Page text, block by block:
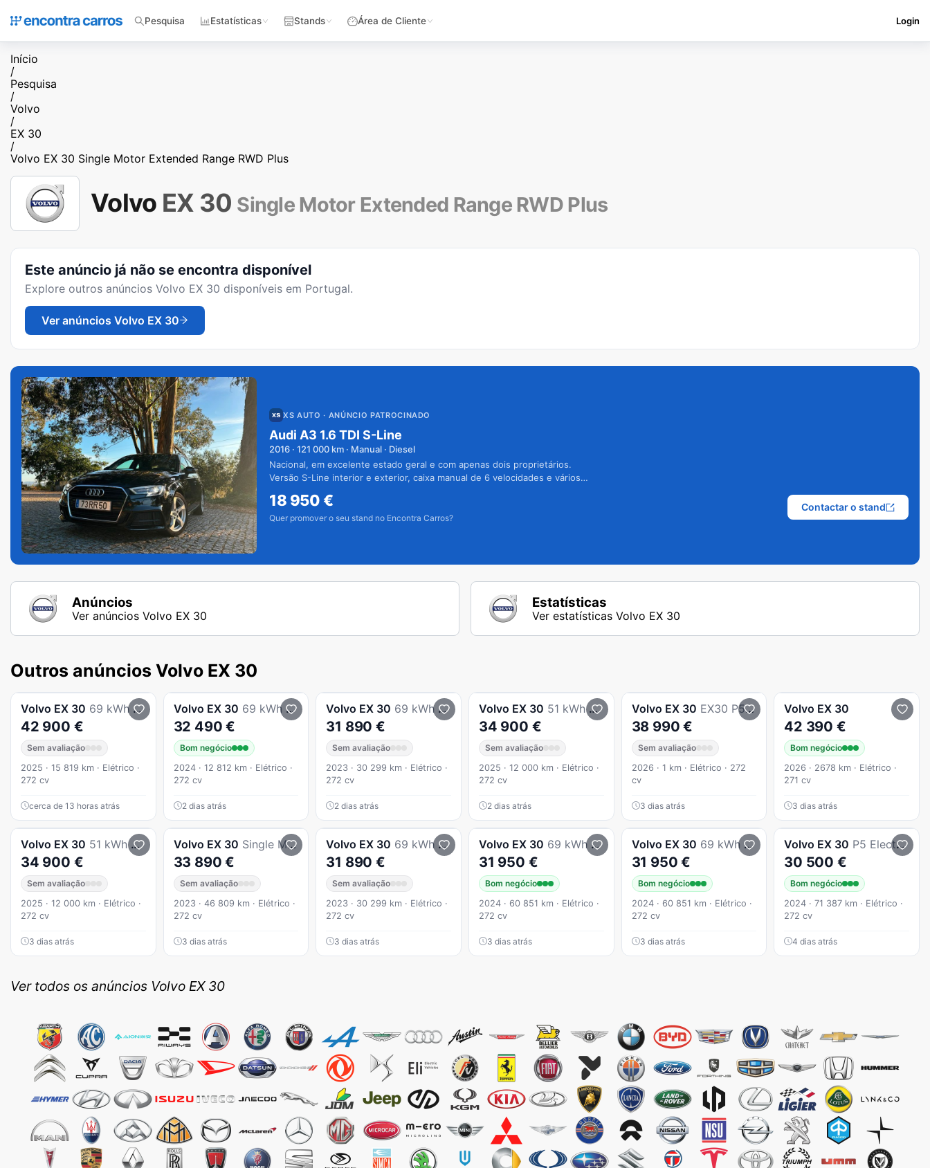
Pesquisa Estatísticas Stands Área de Cliente Login
Início
/
Pesquisa
/
Volvo
/
EX 30
/
Volvo EX 30 Single Motor Extended Range RWD Plus
Volvo EX 30 Single Motor Extended Range RWD Plus
Este anúncio já não se encontra disponível
Explore outros anúncios Volvo EX 30 disponíveis em Portugal.
Ver anúncios Volvo EX 30
XS AUTO · ANÚNCIO PATROCINADO
Audi A3 1.6 TDI S-Line
2016 · 121 000 km · Manual · Diesel
Nacional, em excelente estado geral e com apenas dois proprietários.
Versão S-Line interior e exterior, caixa manual de 6 velocidades e vários
18 950€
Quer promover o seu stand no Encontra Carros?
Contactar o stand
Anúncios
Ver anúncios Volvo EX 30
Estatísticas
Ver estatísticas Volvo EX 30
Outros anúncios Volvo EX 30
Volvo EX 30 69 kWh Single Motor Extended Range Ultra
42 900 €
Sem avaliação
2025 · 15 819 km · Elétrico ·
272 cv
cerca de 13 horas atrás
Volvo EX 30 69 kWh Single Motor Extended Range Plus
32 490 €
Bom negócio
2024 · 12 812 km · Elétrico ·
272 cv
2 dias atrás
Volvo EX 30 69 kWh Single Motor Extended Range Plus
31 890 €
Sem avaliação
2023 · 30 299 km · Elétrico ·
272 cv
2 dias atrás
Volvo EX 30 51 kWh Single Motor Plus
34 900 €
Sem avaliação
2025 · 12 000 km · Elétrico ·
272 cv
2 dias atrás
Volvo EX 30 EX30 P5 Black Edition
38 990 €
Sem avaliação
2026 · 1 km · Elétrico · 272
cv
3 dias atrás
Volvo EX 30
42 390 €
Bom negócio
2026 · 2678 km · Elétrico ·
271 cv
3 dias atrás
Volvo EX 30 51 kWh Single Motor Plus
34 900 €
Sem avaliação
2025 · 12 000 km · Elétrico ·
272 cv
3 dias atrás
Volvo EX 30 Single Motor Extended Range RWD Ultra
33 890 €
Sem avaliação
2023 · 46 809 km · Elétrico ·
272 cv
3 dias atrás
Volvo EX 30 69 kWh Single Motor Extended Range Plus
31 890 €
Sem avaliação
2023 · 30 299 km · Elétrico ·
272 cv
3 dias atrás
Volvo EX 30 69 kWh Single Motor Extended Range Plus
31 950 €
Bom negócio
2024 · 60 851 km · Elétrico ·
272 cv
3 dias atrás
Volvo EX 30 69 kWh Single Motor Extended Range Plus
31 950 €
Bom negócio
2024 · 60 851 km · Elétrico ·
272 cv
3 dias atrás
Volvo EX 30 P5 Electric Long Range RWD Ultra
30 500 €
Bom negócio
2024 · 71 387 km · Elétrico ·
272 cv
4 dias atrás
Ver todos os anúncios Volvo EX 30